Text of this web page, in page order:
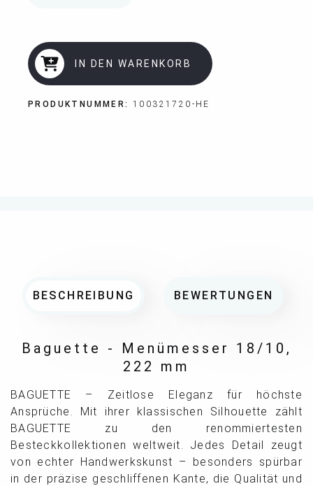
IN DEN WARENKORB
PRODUKTNUMMER: 100321720-HE
BESCHREIBUNG BEWERTUNGEN
Baguette - Menümesser 18/10,
222 mm
BAGUETTE – Zeitlose Eleganz für höchste
Ansprüche. Mit ihrer klassischen Silhouette zählt
BAGUETTE zu den renommiertesten
Besteckkollektionen weltweit. Jedes Detail zeugt
von echter Handwerkskunst – besonders spürbar
in der präzise geschliffenen Kante, die Qualität und